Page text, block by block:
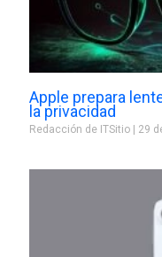
Apple prepara
la privacidad
Redacción de ITSitio 29